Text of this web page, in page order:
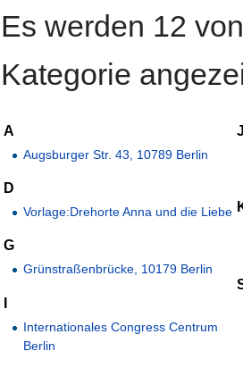
Es werden 12
Kategorie
A
Augsburger Str. 43, 10789 Berlin
D
Vorlage:Drehorte Anna und die Liebe
G
Grünstraßenbrücke, 10179 Berlin
I
Internationales Congress Centrum
Berlin